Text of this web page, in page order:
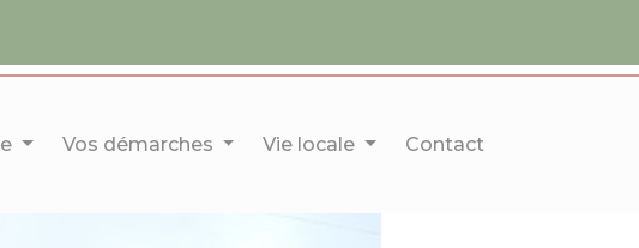
Vos démarches Vie locale Contact